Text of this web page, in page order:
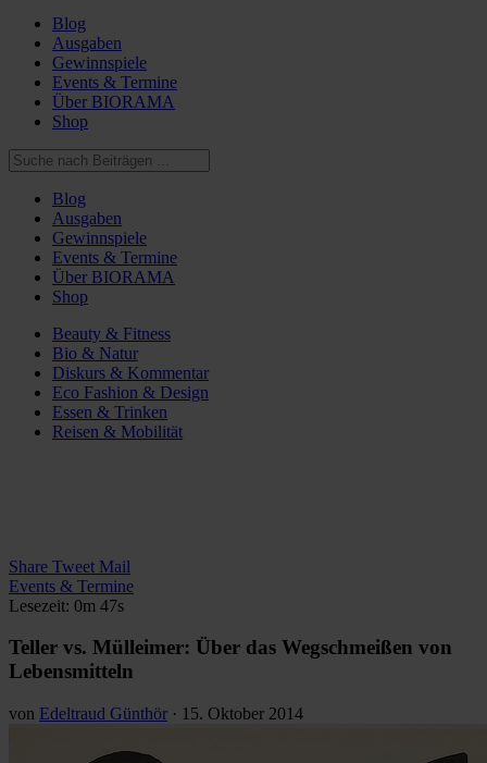
Blog
Ausgaben
Gewinnspiele
Events & Termine
Über BIORAMA
Shop
Blog
Ausgaben
Gewinnspiele
Events & Termine
Über BIORAMA
Shop
Beauty & Fitness
Bio & Natur
Diskurs & Kommentar
Eco Fashion & Design
Essen & Trinken
Reisen & Mobilität
Share Tweet Mail
Events & Termine
Lesezeit: 0m 47s
Teller vs. Mülleimer: Über das Wegschmeißen von
Lebensmitteln
von Edeltraud Günthör · 15. Oktober 2014